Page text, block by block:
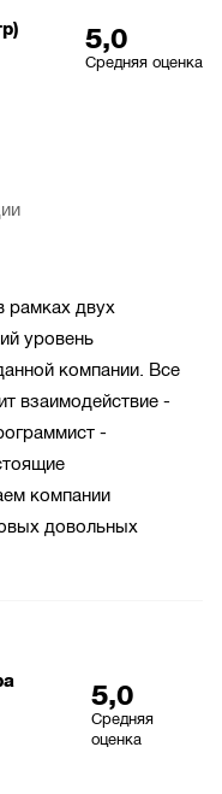
5,0
Средняя оценка
рамках двух
уровень
компании. Все
взаимодействие -
-
компании
довольных
5,0
Средняя
оценка